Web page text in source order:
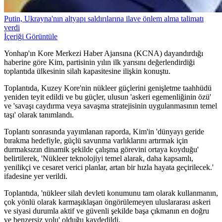
Putin, Ukrayna'nın altyapı saldırılarına ilave önlem alma talimatı
verdi
İçeriği Görüntüle
Yonhap'ın Kore Merkezi Haber Ajansına (KCNA) dayandırdığı
haberine göre Kim, partisinin yılın ilk yarısını değerlendirdiği
toplantıda ülkesinin silah kapasitesine ilişkin konuştu.
Toplantıda, Kuzey Kore'nin nükleer güçlerini genişletme taahhüdü
yeniden teyit edildi ve bu güçler, ulusun 'askeri egemenliğinin özü'
ve 'savaşı caydırma veya savaşma stratejisinin uygulanmasının temel
taşı' olarak tanımlandı.
Toplantı sonrasında yayımlanan raporda, Kim'in 'dünyayı geride
bırakma hedefiyle, güçlü savunma varlıklarını artırmak için
durmaksızın dinamik şekilde çalışma görevini ortaya koyduğu'
belirtilerek, 'Nükleer teknolojiyi temel alarak, daha kapsamlı,
yenilikçi ve cesaret verici planlar, artan bir hızla hayata geçirilecek.'
ifadesine yer verildi.
Toplantıda, 'nükleer silah devleti konumunu tam olarak kullanmanın,
çok yönlü olarak karmaşıklaşan öngörülemeyen uluslararası askeri
ve siyasi durumla aktif ve güvenli şekilde başa çıkmanın en doğru
ve benzersiz yolu' olduğu kaydedildi.